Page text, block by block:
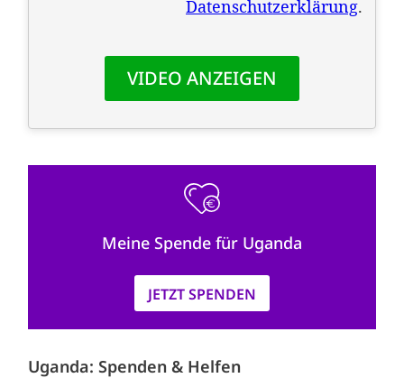
Meine Spende für Uganda
JETZT SPENDEN
Uganda: Spenden & Helfen